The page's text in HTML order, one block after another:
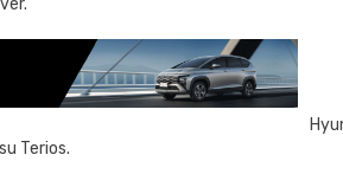
Terios.